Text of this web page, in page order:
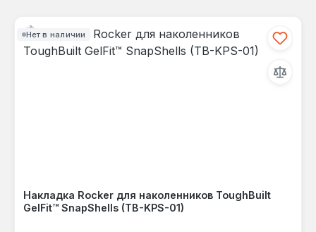
Нет в наличии
Накладка Rocker для наколенников ToughBuilt
GelFit™ SnapShells (TB-KPS-01)